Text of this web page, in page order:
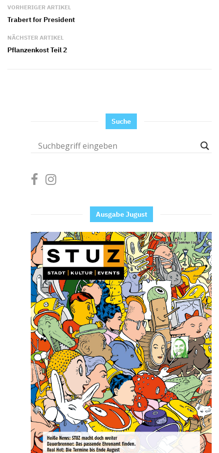
VORHERIGER ARTIKEL
Trabert for President
NÄCHSTER ARTIKEL
Pflanzenkost Teil 2
Suche
Ausgabe Jugust